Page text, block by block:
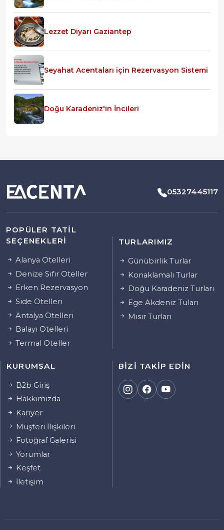
Lezzet Diyarı Gaziantep
Seyahat Acentaları için Rezervasyon Sistemi
Doğu Karadeniz'in İncileri
05327445117
POPÜLER TATIL
SEÇENEKLERI
Alanya Otelleri
Denize Sıfır Oteller
Erken Rezervasyon
Side Otelleri
Antalya Otelleri
Balayı Otelleri
Termal Oteller
TURLARIMIZ
Günübirlik Turlar
Konaklamalı Turlar
Doğu Karadeniz Turları
Ege Akdeniz Tuları
Mısır Turları
KURUMSAL
B2b Giriş
Hakkımızda
Kariyer
Müşteri İlişkileri
Fotoğraf Galerisi
Yorumlar
Keşfet
İletişim
BIZI TAKIP EDIN